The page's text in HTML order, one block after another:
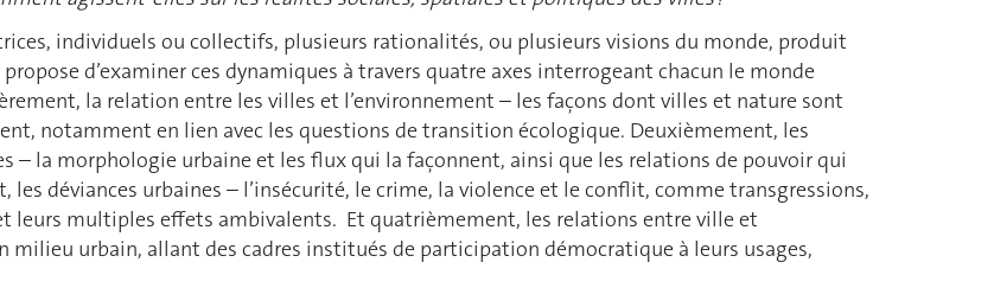
individuels ou collectifs, plusieurs rationalités, ou plusieurs visions du monde, produit
d’examiner ces dynamiques à travers quatre axes interrogeant chacun le monde
la relation entre les villes et l’environnement – les façons dont villes et nature sont
notamment en lien avec les questions de transition écologique. Deuxièmement, les
la morphologie urbaine et les flux qui la façonnent, ainsi que les relations de pouvoir qui
déviances urbaines – l’insécurité, le crime, la violence et le conflit, comme transgressions,
leurs multiples effets ambivalents. Et quatrièmement, les relations entre ville et
urbain, allant des cadres institués de participation démocratique à leurs usages,